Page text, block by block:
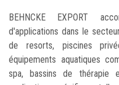
BEHNCKE EXPORT
d'applications dans le
de resorts, piscines
équipements aquatiques
spa, bassins de thérapie